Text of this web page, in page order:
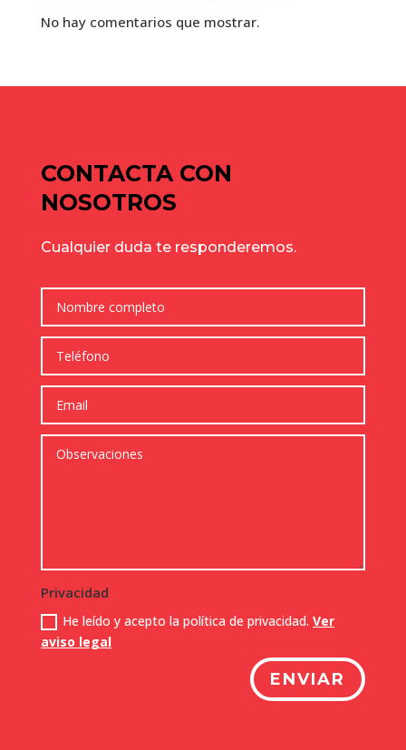
internacionales, supermercados,
No hay comentarios que mostrar.
CONTACTA CON
NOSOTROS
Cualquier duda te responderemos.
Privacidad
He leído y acepto la política de privacidad.Ver
aviso legal
ENVIAR